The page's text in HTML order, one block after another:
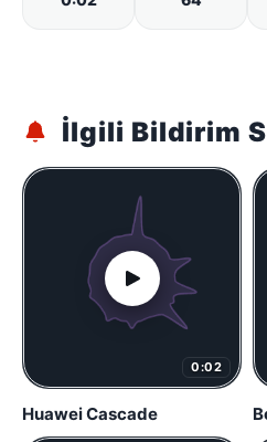
İlgili Bildirim
0:02
Huawei Cascade